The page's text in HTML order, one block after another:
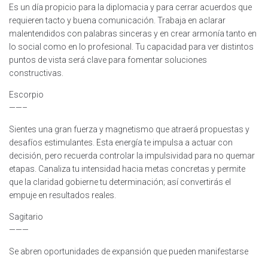
Es un día propicio para la diplomacia y para cerrar acuerdos que
requieren tacto y buena comunicación. Trabaja en aclarar
malentendidos con palabras sinceras y en crear armonía tanto en
lo social como en lo profesional. Tu capacidad para ver distintos
puntos de vista será clave para fomentar soluciones
constructivas.
Escorpio
——–
Sientes una gran fuerza y magnetismo que atraerá propuestas y
desafíos estimulantes. Esta energía te impulsa a actuar con
decisión, pero recuerda controlar la impulsividad para no quemar
etapas. Canaliza tu intensidad hacia metas concretas y permite
que la claridad gobierne tu determinación; así convertirás el
empuje en resultados reales.
Sagitario
———
Se abren oportunidades de expansión que pueden manifestarse